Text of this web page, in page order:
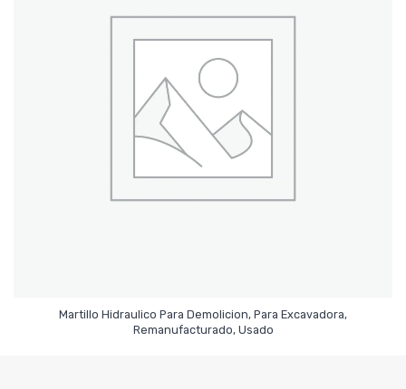
Martillo Hidraulico Para Demolicion, Para Excavadora,
Remanufacturado, Usado
Leer Más